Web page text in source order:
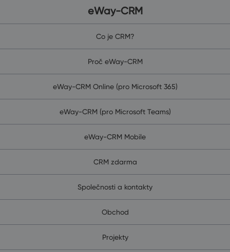
eWay-CRM
Co je CRM?
Proč eWay-CRM
eWay-CRM Online (pro Microsoft 365)
eWay-CRM (pro Microsoft Teams)
eWay-CRM Mobile
CRM zdarma
Společnosti a kontakty
Obchod
Projekty